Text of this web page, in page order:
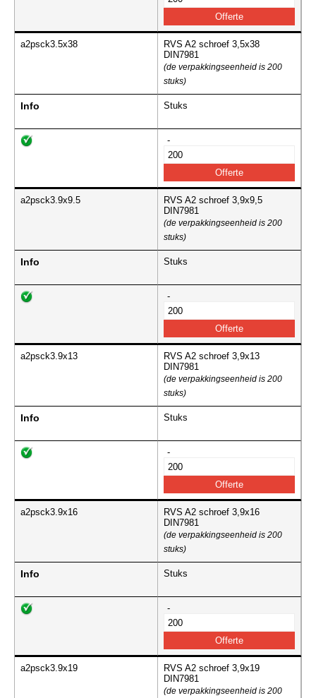
a2psck3.5x38
RVS A2 schroef 3,5x38
DIN7981
(de verpakkingseenheid is 200
stuks)
Info Stuks
-
a2psck3.9x9.5
RVS A2 schroef 3,9x9,5
DIN7981
(de verpakkingseenheid is 200
stuks)
Info Stuks
-
a2psck3.9x13
RVS A2 schroef 3,9x13
DIN7981
(de verpakkingseenheid is 200
stuks)
Info Stuks
-
a2psck3.9x16
RVS A2 schroef 3,9x16
DIN7981
(de verpakkingseenheid is 200
stuks)
Info Stuks
-
a2psck3.9x19
RVS A2 schroef 3,9x19
DIN7981
(de verpakkingseenheid is 200